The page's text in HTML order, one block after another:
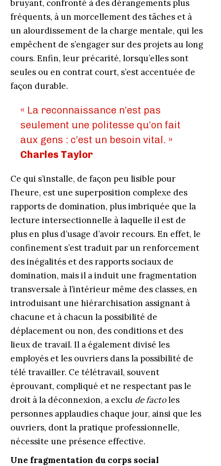
bruyant, confronté à des dérangements plus
fréquents, à un morcellement des tâches et à
un alourdissement de la charge mentale, qui les
empêchent de s’engager sur des projets au long
cours. Enfin, leur précarité, lorsqu’elles sont
seules ou en contrat court, s’est accentuée de
façon durable.
« La reconnaissance n’est pas
seulement une politesse qu’on fait
aux gens : c’est un besoin vital. »
Charles Taylor
Ce qui s’installe, de façon peu lisible pour
l’heure, est une superposition complexe des
rapports de domination, plus imbriquée que la
lecture intersectionnelle à laquelle il est de
plus en plus d’usage d’avoir recours. En effet, le
confinement s’est traduit par un renforcement
des inégalités et des rapports sociaux de
domination, mais il a induit une fragmentation
transversale à l’intérieur même des classes, en
introduisant une hiérarchisation assignant à
chacune et à chacun la possibilité de
déplacement ou non, des conditions et des
lieux de travail. Il a également divisé les
employés et les ouvriers dans la possibilité de
télé travailler. Ce télétravail, souvent
éprouvant, compliqué et ne respectant pas le
droit à la déconnexion, a exclu de factoles
personnes applaudies chaque jour, ainsi que les
ouvriers, dont la pratique professionnelle,
nécessite une présence effective.
Une fragmentation du corps social